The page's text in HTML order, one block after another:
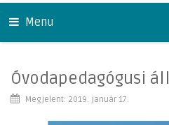
Menu
Óvodapedagógusi
Megjelent: 2019. január 17.